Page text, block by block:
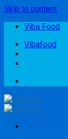
Skip to content
Viba Food
Vibafood